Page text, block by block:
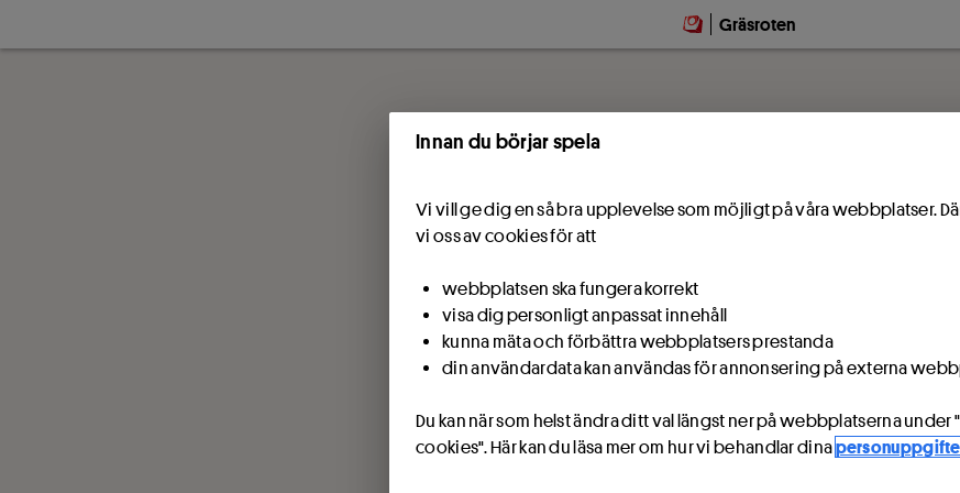
Gräsroten
Innan du börjar spela
Vi vill ge dig en så bra upplevelse som möjligt på våra webbplatser.
vi oss av cookies för att
webbplatsen ska fungera korrekt
visa dig personligt anpassat innehåll
kunna mäta och förbättra webbplatsers prestanda
din användardata kan användas för annonsering på externa
Du kan när som helst ändra ditt val längst ner på webbplatserna under
cookies". Här kan du läsa mer om hur vi behandlar dina